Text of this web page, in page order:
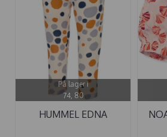
På lager i
74, 80
HUMMEL EDNA